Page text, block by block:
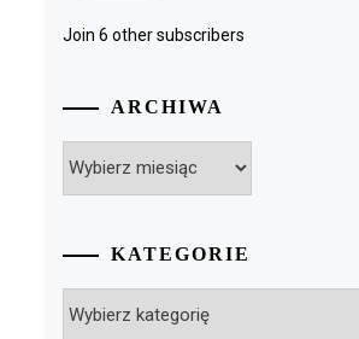
Join 6 other subscribers
ARCHIWA
KATEGORIE